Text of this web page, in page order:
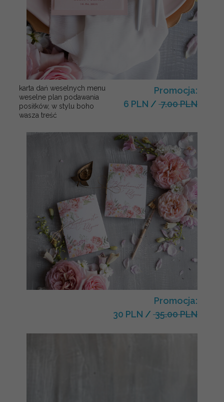
karta dań weselnych menu
weselne plan podawania
posiłków, w stylu boho
wasza treść
Promocja:
6 PLN / 7.00 PLN
Promocja:
30 PLN / 35.00 PLN